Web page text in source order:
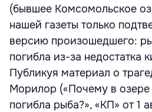
(бывшее Комсомольское
нашей газеты только
версию произошедшего:
погибла из-за недостатка
Публикуя материал о
Морилор («Почему в
погибла рыба?», «КП» от 1